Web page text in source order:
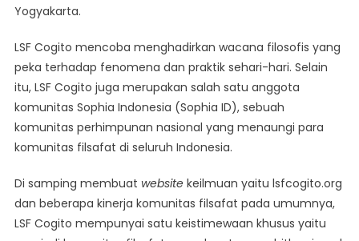
Yogyakarta.
LSF Cogito mencoba menghadirkan wacana filosofis yang
peka terhadap fenomena dan praktik sehari-hari. Selain
itu, LSF Cogito juga merupakan salah satu anggota
komunitas Sophia Indonesia (Sophia ID), sebuah
komunitas perhimpunan nasional yang menaungi para
komunitas filsafat di seluruh Indonesia.
Di samping membuat websitekeilmuan yaitu lsfcogito.org
dan beberapa kinerja komunitas filsafat pada umumnya,
LSF Cogito mempunyai satu keistimewaan khusus yaitu